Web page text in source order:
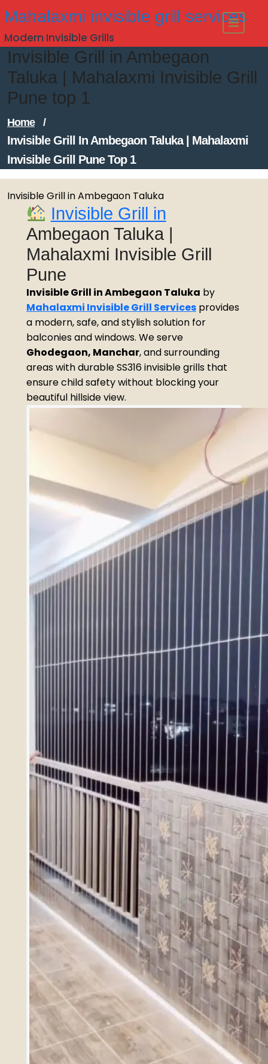
to
content
Mahalaxmi invisible grill services
Modern Invisible Grills
Invisible Grill in Ambegaon
Taluka | Mahalaxmi Invisible Grill
Pune top 1
Home /
Invisible Grill In Ambegaon Taluka | Mahalaxmi
Invisible Grill Pune Top 1
Invisible Grill in Ambegaon Taluka
Invisible Grill in
Ambegaon Taluka |
Mahalaxmi Invisible Grill
Pune
Invisible Grill in Ambegaon Taluka by
Mahalaxmi Invisible Grill Services provides
a modern, safe, and stylish solution for
balconies and windows. We serve
Ghodegaon, Manchar, and surrounding
areas with durable SS316 invisible grills that
ensure child safety without blocking your
beautiful hillside view.